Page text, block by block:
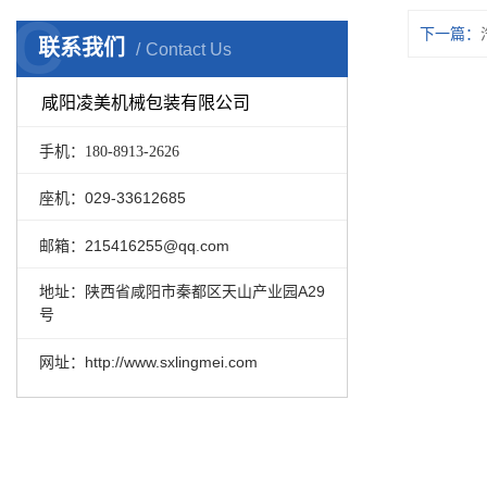
联系我们 Contact Us
C
咸阳凌美机械包装有限公司
手机：180-8913-2626
座机：029-33612685
邮箱：215416255@qq.com
地址：陕西省咸阳市秦都区天山产业园A29
号
网址：http://www.sxlingmei.com
下一篇：